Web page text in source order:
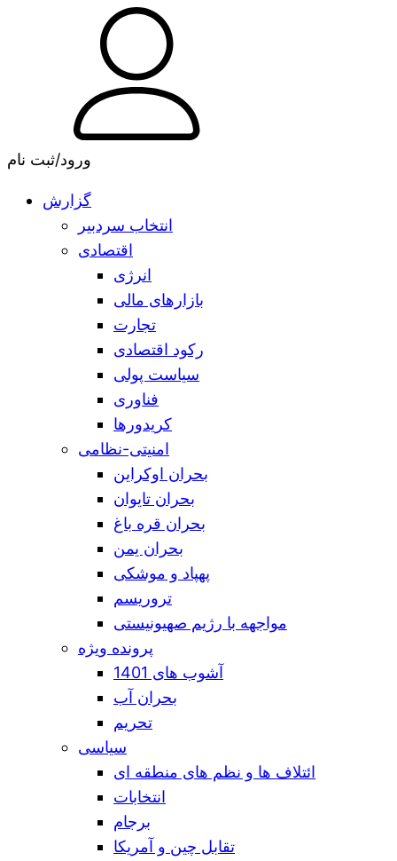
ورود/ثبت نام
گزارش
انتخاب سردبیر
اقتصادی
انرژی
بازارهای مالی
تجارت
رکود اقتصادی
سیاست پولی
فناوری
کریدورها
امنیتی-نظامی
بحران اوکراین
بحران تایوان
بحران قره باغ
بحران یمن
پهپاد و موشکی
تروریسم
مواجهه با رژیم صهیونیستی
پرونده ویژه
آشوب های 1401
بحران آب
تحریم
سیاسی
ائتلاف ها و نظم های منطقه ای
انتخابات
برجام
تقابل چین و آمریکا